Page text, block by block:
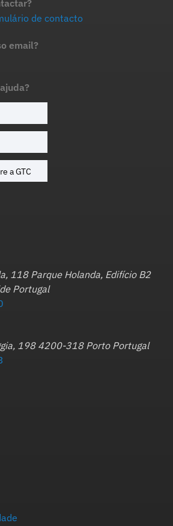
de contacto
email?
a GTC
118 Parque Holanda, Edifício B2
Portugal
198 4200-318 Porto Portugal